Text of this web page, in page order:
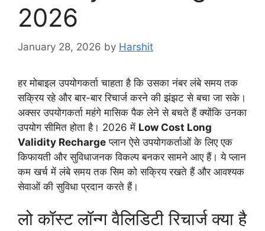
2026
January 28, 2026 by Harshit
हर मोबाइल उपयोगकर्ता चाहता है कि उसका नंबर लंबे समय तक
सक्रिय रहे और बार-बार रिचार्ज करने की झंझट से बचा जा सके।
अक्सर उपयोगकर्ता महंगे मासिक पैक लेने से बचते हैं क्योंकि उनका
उपयोग सीमित होता है। 2026 में Low Cost Long
Validity Recharge प्लान ऐसे उपयोगकर्ताओं के लिए एक
किफायती और सुविधाजनक विकल्प बनकर सामने आए हैं। ये प्लान
कम खर्च में लंबे समय तक सिम को सक्रिय रखते हैं और आवश्यक
सेवाओं की सुविधा प्रदान करते हैं।
लो कॉस्ट लॉन्ग वैलिडिटी रिचार्ज क्या है